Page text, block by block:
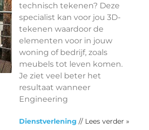
technisch tekenen? Deze
specialist kan voor jou 3D-
tekenen waardoor de
elementen voor in jouw
woning of bedrijf, zoals
meubels tot leven komen.
Je ziet veel beter het
resultaat wanneer
Engineering
Dienstverlening // Lees verder »